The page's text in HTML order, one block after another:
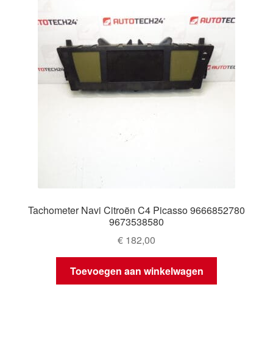
Tachometer Navi Citroën C4 Picasso 9666852780
9673538580
€ 182,00
Toevoegen aan winkelwagen